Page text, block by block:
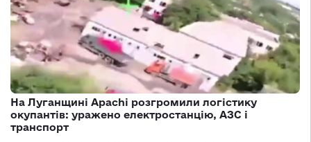
На Луганщині Apachi розгромили логістику
окупантів: уражено електростанцію, АЗС і
транспорт